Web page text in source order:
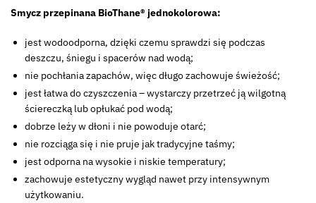
Smycz przepinana BioThane® jednokolorowa:
jest wodoodporna, dzięki czemu sprawdzi się podczas
deszczu, śniegu i spacerów nad wodą;
nie pochłania zapachów, więc długo zachowuje świeżość;
jest łatwa do czyszczenia – wystarczy przetrzeć ją wilgotną
ściereczką lub opłukać pod wodą;
dobrze leży w dłoni i nie powoduje otarć;
nie rozciąga się i nie pruje jak tradycyjne taśmy;
jest odporna na wysokie i niskie temperatury;
zachowuje estetyczny wygląd nawet przy intensywnym
użytkowaniu.